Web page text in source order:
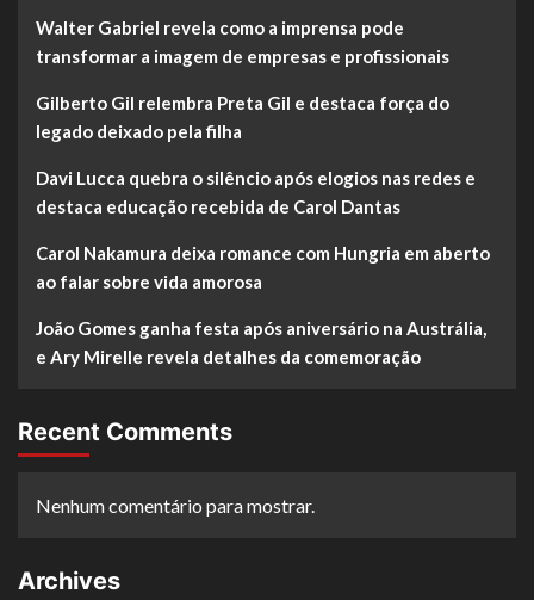
Walter Gabriel revela como a imprensa pode
transformar a imagem de empresas e profissionais
Gilberto Gil relembra Preta Gil e destaca força do
legado deixado pela filha
Davi Lucca quebra o silêncio após elogios nas redes e
destaca educação recebida de Carol Dantas
Carol Nakamura deixa romance com Hungria em aberto
ao falar sobre vida amorosa
João Gomes ganha festa após aniversário na Austrália,
e Ary Mirelle revela detalhes da comemoração
Recent Comments
Nenhum comentário para mostrar.
Archives